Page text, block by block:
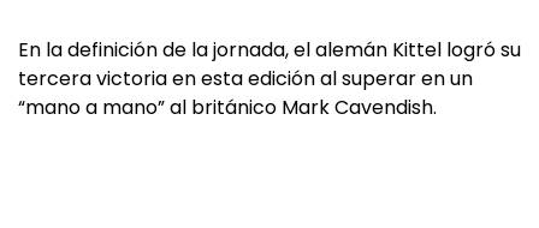
En la definición de la jornada, el alemán Kittel logró su
tercera victoria en esta edición al superar en un
“mano a mano” al británico Mark Cavendish.